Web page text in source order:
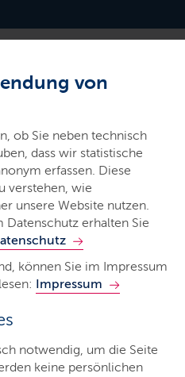
von
ob Sie neben technisch
dass wir statistische
erfassen. Diese
verstehen, wie
unsere Website nutzen.
erhalten Sie
können Sie im Impressum
Impressum
notwendig, um die Seite
keine persönlichen
Ehrungen
werden?